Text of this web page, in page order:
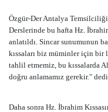
Özgür-Der Antalya
Derslerinde bu hafta Hz.
anlatıldı. Sincar sunumunun
kıssaları biz müminler için bir
tahlil etmemiz, bu kıssalarda
doğru anlamamız gerekir."
Daha sonra Hz. İbrahim